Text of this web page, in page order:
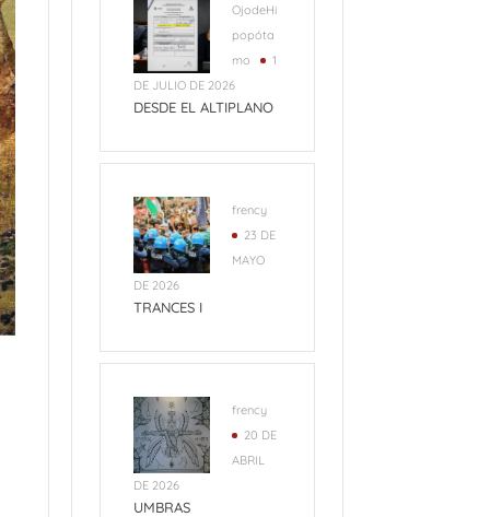
OjodeHi
popóta
mo
1
DE JULIO DE 2026
DESDE EL ALTIPLANO
frency
23 DE
MAYO
DE 2026
TRANCES I
frency
20 DE
ABRIL
DE 2026
UMBRAS